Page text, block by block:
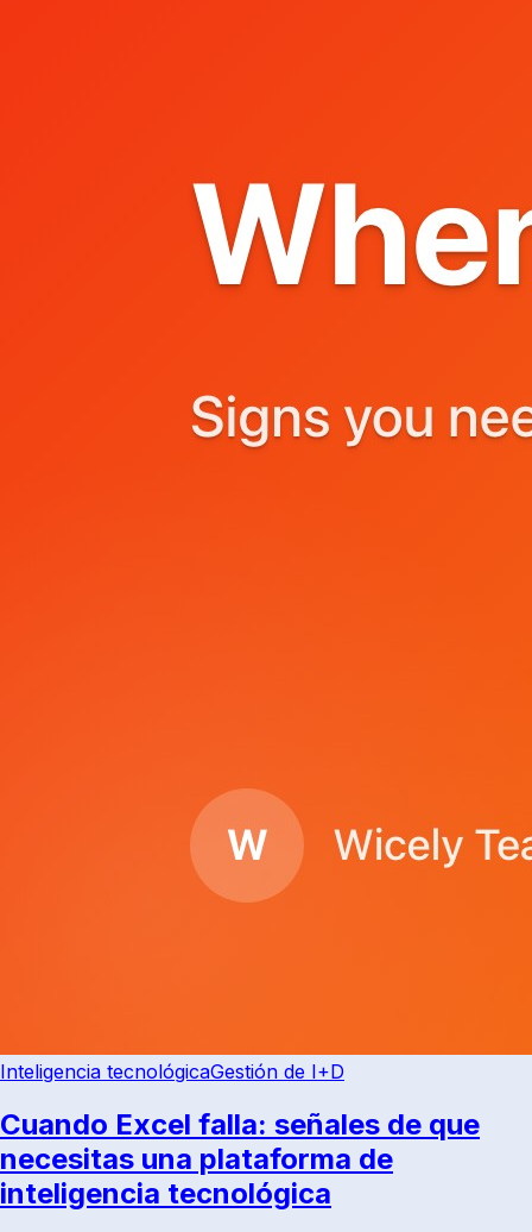
Inteligencia tecnológicaGestión de I+D
Cuando Excel falla: señales de que
necesitas una plataforma de
inteligencia tecnológica